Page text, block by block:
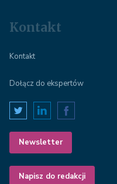
Kontakt
Kontakt
Dołącz do ekspertów
Newsletter
Napisz do redakcji